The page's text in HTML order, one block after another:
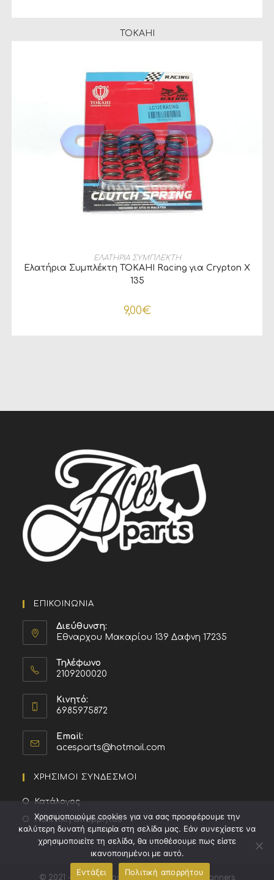
TOKAHI
ΠΡΟΣΘΉΚΗ ΣΤΟ ΚΑΛΆΘΙ
ΕΛΑΤΗΡΙΑ ΣΥΜΠΛΕΚΤΗ
Ελατήρια Συμπλέκτη TOKAHI Racing για Crypton X
135
9,00€
ΕΠΙΚΟΙΝΩΝΙΑ
Διεύθυνση:
Εθναρχου Μακαρίου 139 Δαφνη 17235
Τηλέφωνο
2109200020
Κινητό:
6985975872
Email:
acesparts@hotmail.com
ΧΡΗΣΙΜΟΙ ΣΥΝΔΕΣΜΟΙ
Κατάλογος
Πολιτική απορρήτου
© 2021 - 2026 | Website created by Media Planners
Χρησιμοποιούμε cookies για να σας προσφέρουμε την
καλύτερη δυνατή εμπειρία στη σελίδα μας. Εάν συνεχίσετε να
χρησιμοποιείτε τη σελίδα, θα υποθέσουμε πως είστε
ικανοποιημένοι με αυτό.
Εντάξει
Πολιτική απορρήτου